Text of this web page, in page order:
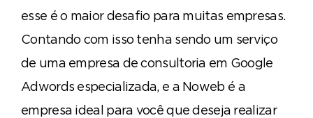
esse é o maior desafio para muitas empresas.
Contando com isso tenha sendo um serviço
de uma empresa de consultoria em Google
Adwords especializada, e a Noweb é a
empresa ideal para você que deseja realizar